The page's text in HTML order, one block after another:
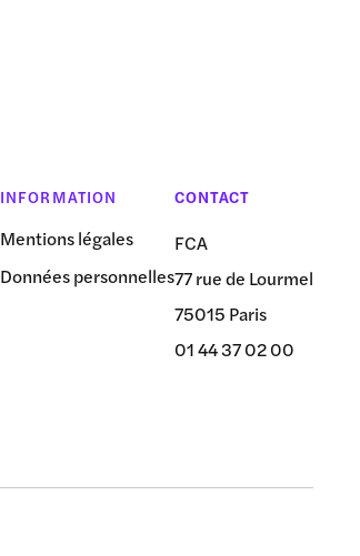
INFORMATION
Mentions légales
Données personnelles
CONTACT
FCA
77 rue de Lourmel
75015 Paris
01 44 37 02 00